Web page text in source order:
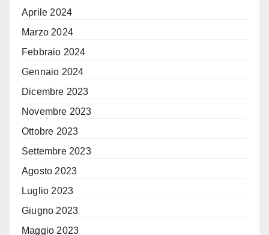
Aprile 2024
Marzo 2024
Febbraio 2024
Gennaio 2024
Dicembre 2023
Novembre 2023
Ottobre 2023
Settembre 2023
Agosto 2023
Luglio 2023
Giugno 2023
Maggio 2023